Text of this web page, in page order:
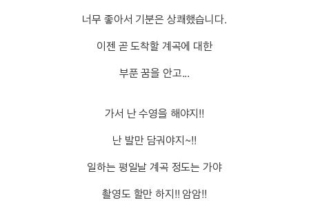
너무 좋아서 기분은 상쾌했습니다.
이젠 곧 도착할 계곡에 대한
부푼 꿈을 안고...
가서 난 수영을 해야지!!
난 발만 담궈야지~!!
일하는 평일날 계곡 정도는 가야
촬영도 할만 하지!! 암암!!